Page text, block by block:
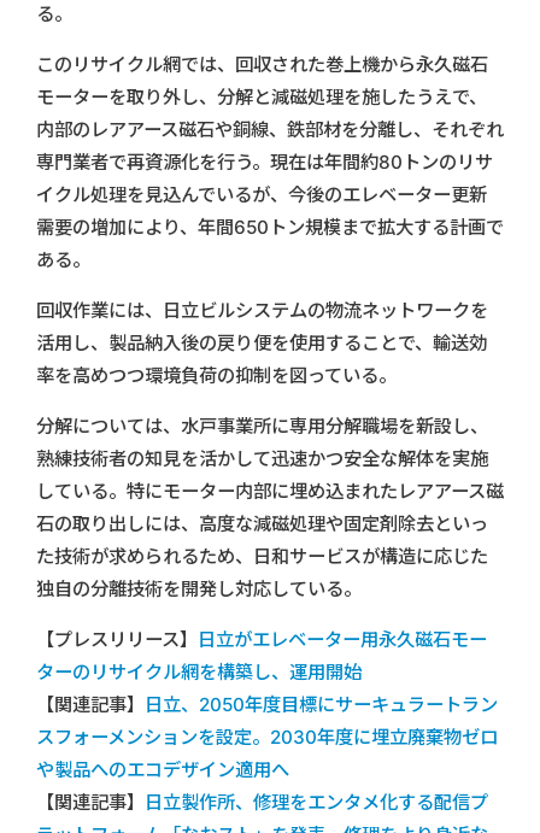
る。
このリサイクル網では、回収された巻上機から永久磁石
モーターを取り外し、分解と減磁処理を施したうえで、
内部のレアアース磁石や銅線、鉄部材を分離し、それぞれ
専門業者で再資源化を行う。現在は年間約80トンのリサ
イクル処理を見込んでいるが、今後のエレベーター更新
需要の増加により、年間650トン規模まで拡大する計画で
ある。
回収作業には、日立ビルシステムの物流ネットワークを
活用し、製品納入後の戻り便を使用することで、輸送効
率を高めつつ環境負荷の抑制を図っている。
分解については、水戸事業所に専用分解職場を新設し、
熟練技術者の知見を活かして迅速かつ安全な解体を実施
している。特にモーター内部に埋め込まれたレアアース磁
石の取り出しには、高度な減磁処理や固定剤除去といっ
た技術が求められるため、日和サービスが構造に応じた
独自の分離技術を開発し対応している。
【プレスリリース】
日立がエレベーター用永久磁石モー
ターのリサイクル網を構築し、運用開始
【関連記事】
日立、2050年度目標にサーキュラートラン
スフォーメンションを設定。2030年度に埋立廃棄物ゼロ
や製品へのエコデザイン適用へ
【関連記事】
日立製作所、修理をエンタメ化する配信プ